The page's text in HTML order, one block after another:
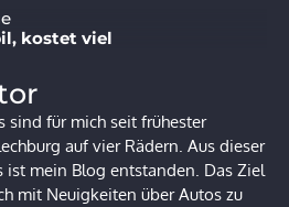
kostet viel
sind für mich seit frühester
auf vier Rädern. Aus dieser
ist mein Blog entstanden. Das Ziel
mit Neuigkeiten über Autos zu